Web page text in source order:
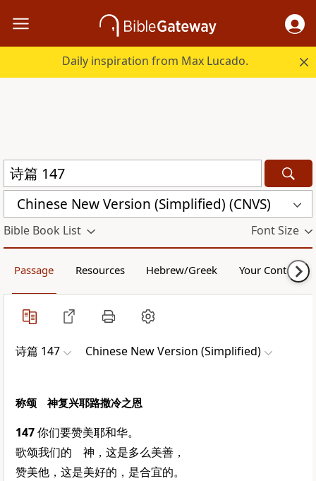
Daily inspiration from Max Lucado.
Chinese New Version (Simplified) (CNVS)
Bible Book List Font Size
Passage Resources Hebrew/Greek Your Content
诗篇 147 Chinese New Version (Simplified)
称颂 神复兴耶路撒冷之恩
147你们要赞美耶和华。
歌颂我们的 神，这是多么美善，
赞美他，这是美好的，是合宜的。